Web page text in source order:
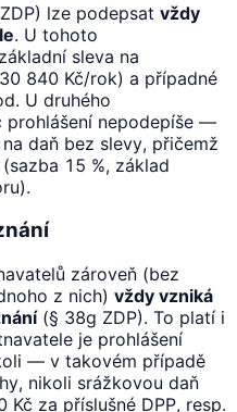
lze podepsat vždy
. U tohoto
sleva na
840 Kč/rok) a případné
U druhého
prohlášení nepodepíše —
daň bez slevy, přičemž
15 %, základ
zároveň (bez
z nich) vždy vzniká
(§ 38g ZDP). To platí i
je prohlášení
— v takovém případě
nikoli srážkovou daň
za příslušné DPP, resp.